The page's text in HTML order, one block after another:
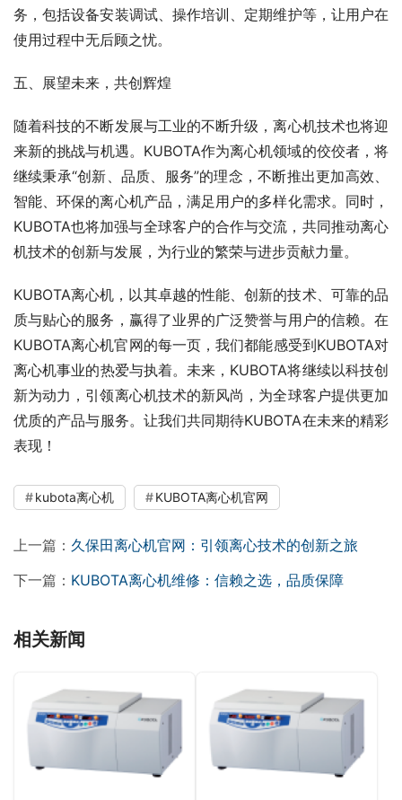
务，包括设备安装调试、操作培训、定期维护等，让用户在
使用过程中无后顾之忧。
五、展望未来，共创辉煌
随着科技的不断发展与工业的不断升级，离心机技术也将迎
来新的挑战与机遇。KUBOTA作为离心机领域的佼佼者，将
继续秉承“创新、品质、服务”的理念，不断推出更加高效、
智能、环保的离心机产品，满足用户的多样化需求。同时，
KUBOTA也将加强与全球客户的合作与交流，共同推动离心
机技术的创新与发展，为行业的繁荣与进步贡献力量。
KUBOTA离心机，以其卓越的性能、创新的技术、可靠的品
质与贴心的服务，赢得了业界的广泛赞誉与用户的信赖。在
KUBOTA离心机官网的每一页，我们都能感受到KUBOTA对
离心机事业的热爱与执着。未来，KUBOTA将继续以科技创
新为动力，引领离心机技术的新风尚，为全球客户提供更加
优质的产品与服务。让我们共同期待KUBOTA在未来的精彩
表现！
kubota离心机 KUBOTA离心机官网
上一篇： 久保田离心机官网：引领离心技术的创新之旅
下一篇： KUBOTA离心机维修：信赖之选，品质保障
相关新闻